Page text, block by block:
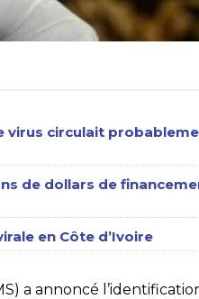
virus circulait
de dollars de
en Côte d’Ivoire
a annoncé